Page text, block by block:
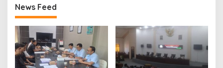
News Feed